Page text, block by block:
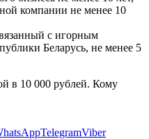
компании не менее 10
с игорным
Беларусь, не менее 5
TelegramViber